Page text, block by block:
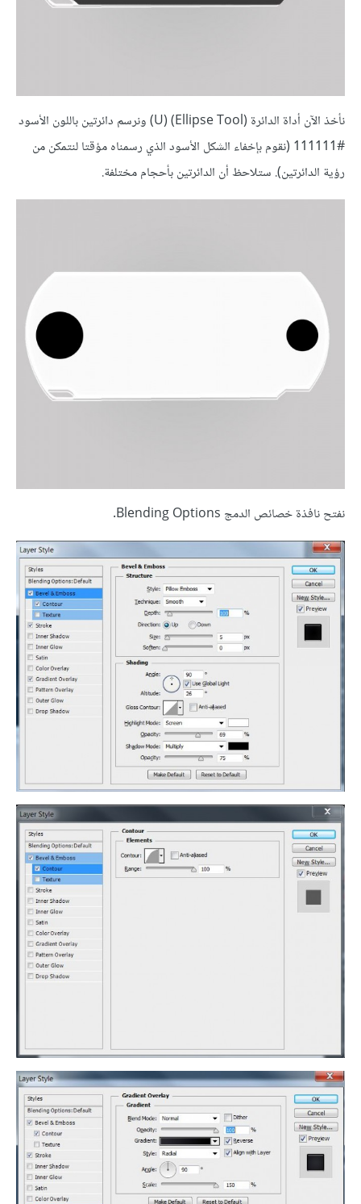
نأخذ الآن أداة الدائرة (Ellipse Tool) (U) ونرسم دائرتين باللون الأسود
#111111 (نقوم بإخفاء الشكل الأسود الذي رسمناه مؤقتا لنتمكن من
رؤية الدائرتين). ستلاحظ أن الدائرتين بأحجام مختلفة.
نفتح نافذة خصائص الدمج Blending Options.